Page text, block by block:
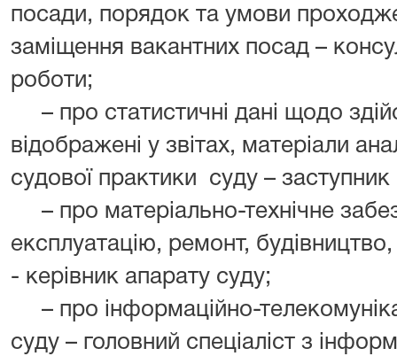
посади, порядок та умови
заміщення вакантних посад –
роботи;
– про статистичні дані щодо
відображені у звітах, матеріали
судової практики суду –
– про матеріально-технічне
експлуатацію, ремонт,
- керівник апарату суду;
– про інформаційно-
суду – головний спеціаліст з